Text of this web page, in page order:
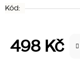
Kód:
498 Kč